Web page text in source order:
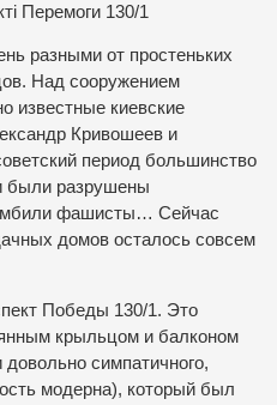
Перемоги 130/1
разными от простеньких
Над сооружением
известные киевские
Кривошеев и
период большинство
были разрушены
фашисты… Сейчас
домов осталось совсем
Победы 130/1. Это
крыльцом и балконом
довольно симпатичного,
модерна), который был